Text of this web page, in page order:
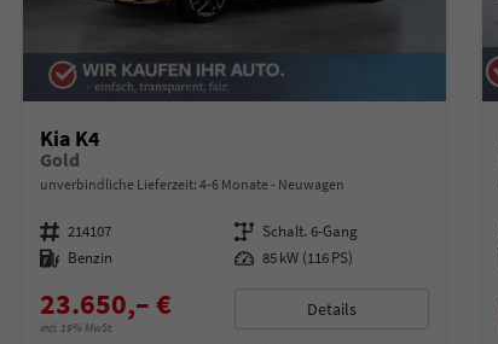
Kia K4
Gold
unverbindliche Lieferzeit: 4-6 Monate Neuwagen
Fahrzeugnummer 214107 Getriebe Schalt. 6-Gang
Kraftstoff Benzin Leistung 85 kW (116 PS)
23.650,– €
incl. 19% MwSt.
Details